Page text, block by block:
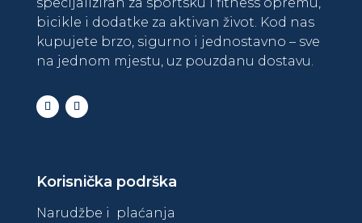
bicikle i dodatke za aktivan život. Kod nas
kupujete brzo, sigurno i jednostavno – sve
na jednom mjestu, uz pouzdanu dostavu.
Korisnička podrška
Narudžbe i plaćanja